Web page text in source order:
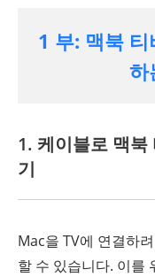
1 부: 맥북
하
1. 케이블로 맥
기
Mac을 TV에 연결하
할 수 있습니다. 이를